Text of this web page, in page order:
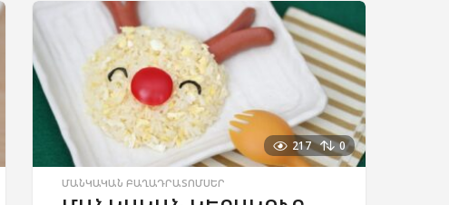
217 0
ՄԱՆԿԱԿԱՆ ԲԱՂԱԴՐԱՏՈՄՍԵՐ